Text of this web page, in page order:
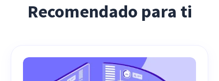
Recomendado para ti